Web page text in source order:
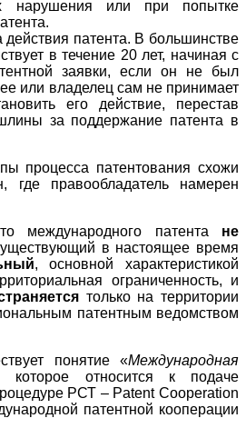
или при попытке
действия патента. В большинстве
в течение 20 лет, начиная с
заявки, если он не был
или владелец сам не принимает
его действие, перестав
за поддержание патента в
процесса патентования схожи
где правообладатель намерен
международного патента не
в настоящее время
, основной характеристикой
ограниченность, и
только на территории
патентным ведомством
понятие «Международная
которое относится к подаче
РСТ – Patent Cooperation
патентной кооперации